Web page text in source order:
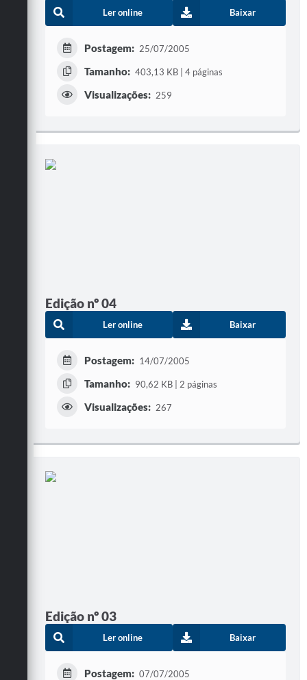
Ler online Baixar
Postagem: 25/07/2005
Tamanho: 403,13 KB | 4 páginas
Visualizações: 259
Edição nº 04
Ler online Baixar
Postagem: 14/07/2005
Tamanho: 90,62 KB | 2 páginas
Visualizações: 267
Edição nº 03
Ler online Baixar
Postagem: 07/07/2005